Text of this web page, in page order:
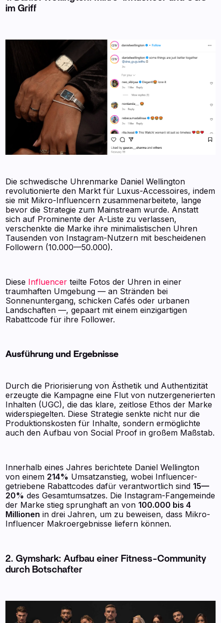
im Griff
Die schwedische Uhrenmarke Daniel Wellington
revolutionierte den Markt für Luxus-Accessoires, indem
sie mit Mikro-Influencern zusammenarbeitete, lange
bevor die Strategie zum Mainstream wurde. Anstatt
sich auf Prominente der A-Liste zu verlassen,
verschenkte die Marke ihre minimalistischen Uhren
Tausenden von Instagram-Nutzern mit bescheidenen
Followern (10.000—50.000).
Diese Influencer teilte Fotos der Uhren in einer
traumhaften Umgebung — an Stränden bei
Sonnenuntergang, schicken Cafés oder urbanen
Landschaften —, gepaart mit einem einzigartigen
Rabattcode für ihre Follower.
Ausführung und Ergebnisse
Durch die Priorisierung von Ästhetik und Authentizität
erzeugte die Kampagne eine Flut von nutzergenerierten
Inhalten (UGC), die das klare, zeitlose Ethos der Marke
widerspiegelten. Diese Strategie senkte nicht nur die
Produktionskosten für Inhalte, sondern ermöglichte
auch den Aufbau von Social Proof in großem Maßstab.
Innerhalb eines Jahres berichtete Daniel Wellington
von einem 214% Umsatzanstieg, wobei Influencer-
getriebene Rabattcodes dafür verantwortlich sind 15—
20% des Gesamtumsatzes. Die Instagram-Fangemeinde
der Marke stieg sprunghaft an von 100.000 bis 4
Millionen in drei Jahren, um zu beweisen, dass Mikro-
Influencer Makroergebnisse liefern können.
2. Gymshark: Aufbau einer Fitness-Community
durch Botschafter